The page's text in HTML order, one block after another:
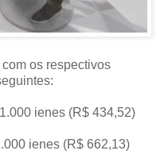
os respectivos
ienes (R$ 434,52)
ienes (R$ 662,13)